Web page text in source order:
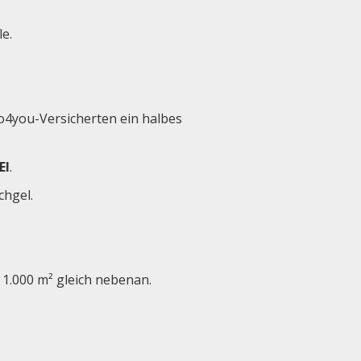
Versicherten ein halbes
.
m² gleich nebenan.